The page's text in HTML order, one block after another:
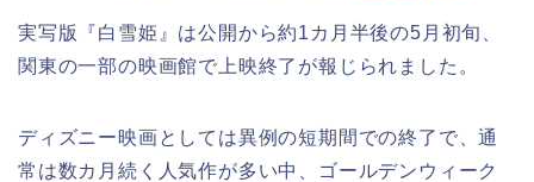
実写版『白雪姫』は公開から約1カ月半後の5月初旬、
関東の一部の映画館で上映終了が報じられました。
ディズニー映画としては異例の短期間での終了で、通
常は数カ月続く人気作が多い中、ゴールデンウィーク